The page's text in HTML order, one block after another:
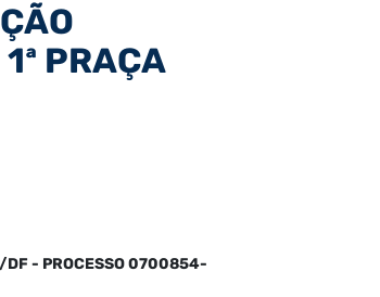
PRAÇA
DF - PROCESSO0700854-